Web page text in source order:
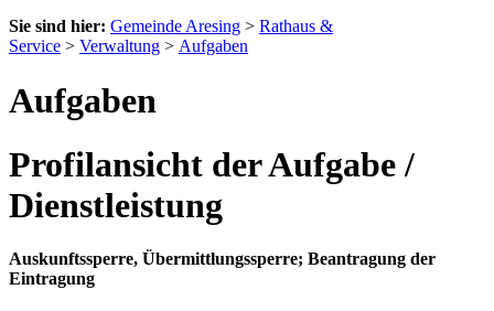
Sie sind hier: Gemeinde Aresing > Rathaus &
Service > Verwaltung > Aufgaben
Aufgaben
Profilansicht der Aufgabe /
Dienstleistung
Auskunftssperre, Übermittlungssperre; Beantragung der
Eintragung